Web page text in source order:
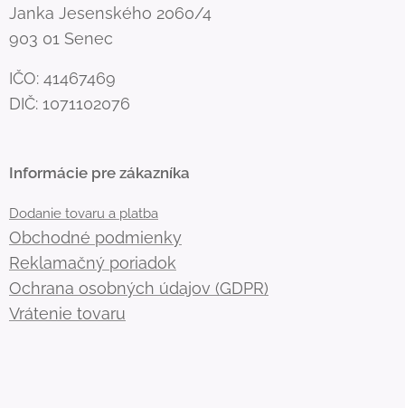
Janka Jesenského 2060/4
903 01 Senec
IČO: 41467469
DIČ: 1071102076
Informácie pre zákazníka
Dodanie tovaru a platba
Obchodné podmienky
Reklamačný poriadok
Ochrana osobných údajov (GDPR)
Vrátenie tovaru